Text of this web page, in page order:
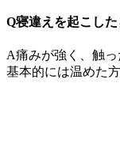
Q寝違えを起こし
A痛みが強く、触っ
基本的には温めた